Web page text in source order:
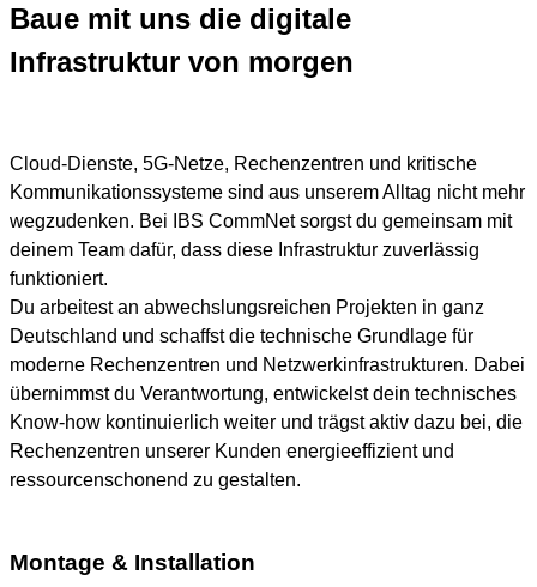
Baue mit uns die digitale
Infrastruktur von morgen
Cloud-Dienste, 5G-Netze, Rechenzentren und kritische
Kommunikationssysteme sind aus unserem Alltag nicht mehr
wegzudenken. Bei IBS CommNet sorgst du gemeinsam mit
deinem Team dafür, dass diese Infrastruktur zuverlässig
funktioniert.
Du arbeitest an abwechslungsreichen Projekten in ganz
Deutschland und schaffst die technische Grundlage für
moderne Rechenzentren und Netzwerkinfrastrukturen. Dabei
übernimmst du Verantwortung, entwickelst dein technisches
Know-how kontinuierlich weiter und trägst aktiv dazu bei, die
Rechenzentren unserer Kunden energieeffizient und
ressourcenschonend zu gestalten.
Montage & Installation